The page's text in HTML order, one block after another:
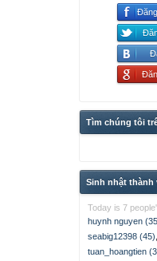
Tìm chúng tôi
Sinh nhật thành
Today is 7
huynh nguyen
seabig12398 (45)
tuan_hoangtien